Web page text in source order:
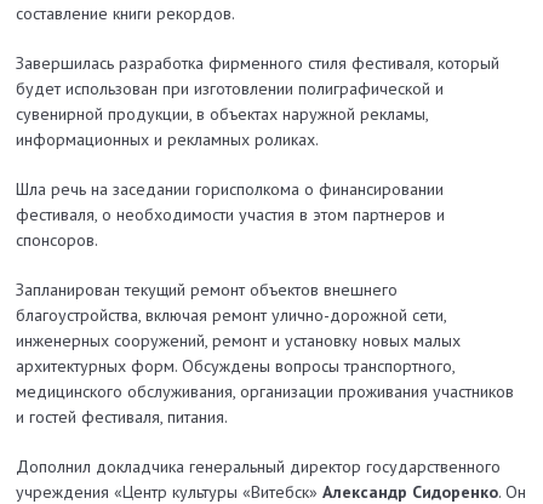
составление книги рекордов.
Завершилась разработка фирменного стиля фестиваля, который
будет использован при изготовлении полиграфической и
сувенирной продукции, в объектах наружной рекламы,
информационных и рекламных роликах.
Шла речь на заседании горисполкома о финансировании
фестиваля, о необходимости участия в этом партнеров и
спонсоров.
Запланирован текущий ремонт объектов внешнего
благоустройства, включая ремонт улично­-дорожной сети,
инженерных сооружений, ремонт и установку новых малых
архитектурных форм. Обсуждены вопросы транспортного,
медицинского обслуживания, организации проживания участников
и гостей фестиваля, питания.
Дополнил докладчика генеральный директор государственного
учреждения «Центр культуры «Витебск» Александр Сидоренко. Он